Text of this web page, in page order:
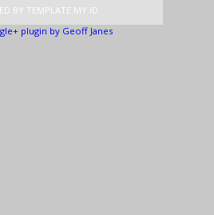
BY TEMPLATE .MY.ID
plugin by Geoff Janes